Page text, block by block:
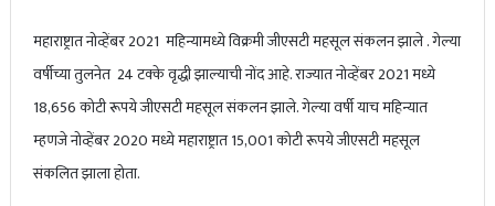
महाराष्ट्रात नोव्हेंबर 2021 महिन्यामध्ये विक्रमी जीएसटी महसूल संकलन झाले . गेल्या
वर्षीच्या तुलनेत 24 टक्के वृद्धी झाल्याची नोंद आहे. राज्यात नोव्हेंबर 2021 मध्ये
18,656 कोटी रूपये जीएसटी महसूल संकलन झाले. गेल्या वर्षी याच महिन्यात
म्हणजे नोव्हेंबर 2020 मध्ये महाराष्ट्रात 15,001 कोटी रूपये जीएसटी महसूल
संकलित झाला होता.